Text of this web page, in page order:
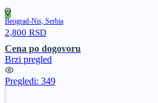
Beograd-Nis, Serbia
2,800 RSD
Cena po dogovoru
Brzi pregled
Pregledi: 349